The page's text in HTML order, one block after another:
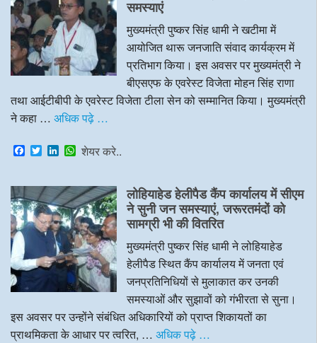
k n p
समस्याएं
मुख्यमंत्री पुष्कर सिंह धामी ने खटीमा में
आयोजित थारू जनजाति संवाद कार्यक्रम में
प्रतिभाग किया। इस अवसर पर मुख्यमंत्री ने
बीएसएफ के एवरेस्ट विजेता मोहन सिंह राणा
तथा आईटीबीपी के एवरेस्ट विजेता टीला सेन को सम्मानित किया। मुख्यमंत्री
ने कहा … अधिक पढ़े …
F
a
e
b
o
o
k
T
w
t
t
e
r
L
k
e
d
I
n
W
t
s
A
p
p
शेयर करे..
लोहियाहेड हेलीपैड कैंप कार्यालय में सीएम
ने सुनी जन समस्याएं, जरूरतमंदों को
सामग्री भी की वितरित
मुख्यमंत्री पुष्कर सिंह धामी ने लोहियाहेड
हेलीपैड स्थित कैंप कार्यालय में जनता एवं
जनप्रतिनिधियों से मुलाकात कर उनकी
समस्याओं और सुझावों को गंभीरता से सुना।
इस अवसर पर उन्होंने संबंधित अधिकारियों को प्राप्त शिकायतों का
प्राथमिकता के आधार पर त्वरित, … अधिक पढ़े …